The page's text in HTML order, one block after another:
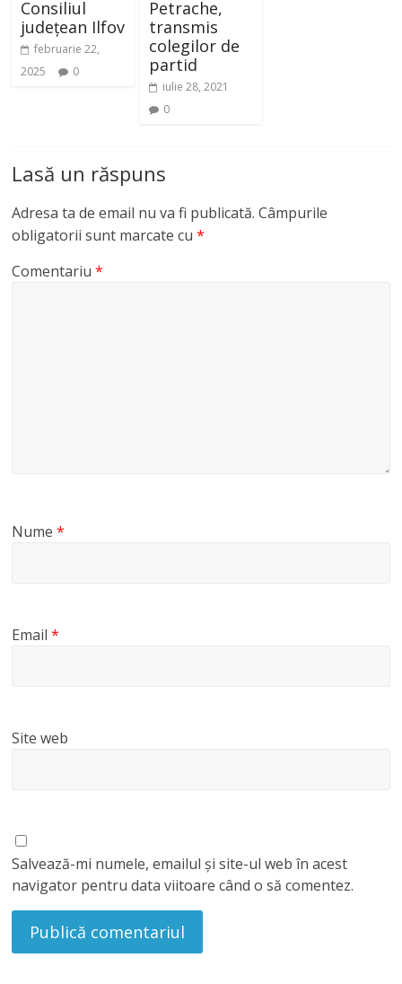
Consiliul
județean Ilfov
februarie 22,
2025
0
Petrache,
transmis
colegilor de
partid
iulie 28, 2021
0
Lasă un răspuns
Adresa ta de email nu va fi publicată. Câmpurile
obligatorii sunt marcate cu*
Comentariu*
Nume*
Email*
Site web
Salvează-mi numele, emailul și site-ul web în acest
navigator pentru data viitoare când o să comentez.